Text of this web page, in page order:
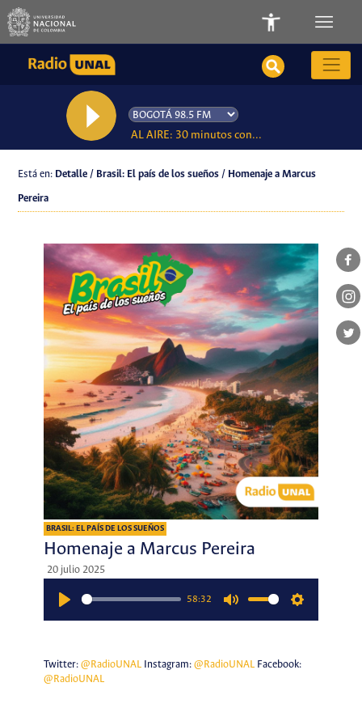
AL AIRE: 30 minutos con...
Está en: Detalle / Brasil: El país de los sueños / Homenaje a Marcus
Pereira
BRASIL: EL PAÍS DE LOS SUEÑOS
Homenaje a Marcus Pereira
20 julio 2025
58:32
Twitter: @RadioUNALInstagram: @RadioUNALFacebook:
@RadioUNAL